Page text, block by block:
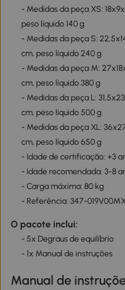
- Medidas da peça XS:
peso líquido 140 g
- Medidas da peça S:
cm, peso líquido 240 g
- Medidas da peça M:
cm, peso líquido 380 g
- Medidas da peça L:
cm, peso líquido 500 g
- Medidas da peça XL:
cm, peso líquido 650 g
- Idade de certificação: +3
- Idade recomendada: 3-8
- Carga máxima: 80 kg
- Referência: 347-
O pacote inclui:
- 5x Degraus de equilíbrio
- 1x Manual de instruções
Manual de